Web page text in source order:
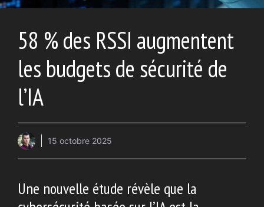
58 % des RSSI augmentent
les budgets de sécurité de
l’IA
15 octobre 2025
Une nouvelle étude révèle que la